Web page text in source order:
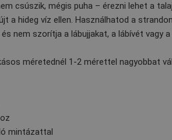
csúszik, mégis puha – érezni lehet a
a hideg víz ellen. Használhatod a
nem szorítja a lábujjakat, a lábívét vagy
méretednél 1-2 mérettel nagyobbat
mintázattal